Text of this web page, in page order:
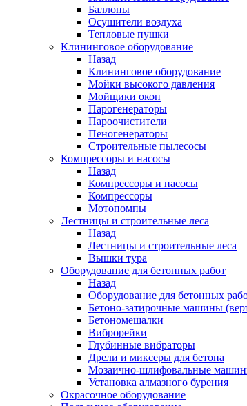
Баллоны
Осушители воздуха
Тепловые пушки
Клининговое оборудование
Назад
Клининговое оборудование
Мойки высокого давления
Мойщики окон
Парогенераторы
Пароочистители
Пеногенераторы
Строительные пылесосы
Компрессоры и насосы
Назад
Компрессоры и насосы
Компрессоры
Мотопомпы
Лестницы и строительные леса
Назад
Лестницы и строительные леса
Вышки тура
Оборудование для бетонных работ
Назад
Оборудование для бетонных
Бетоно-затирочные машины
Бетономешалки
Виброрейки
Глубинные вибраторы
Дрели и миксеры для бетона
Мозаично-шлифовальные
Установка алмазного бурения
Окрасочное оборудование